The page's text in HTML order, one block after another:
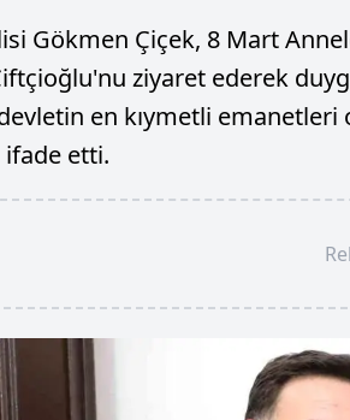
Gökmen Çiçek, 8 Mart
ziyaret ederek
en kıymetli
ifade etti.